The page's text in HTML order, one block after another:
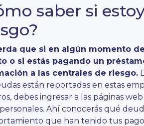
saber si
que si en algún momento
o si estás pagando un
a las centrales de riesgo.
están reportadas en estas
debes ingresar a las páginas
Ahí conocerás qué
que han tenido tus